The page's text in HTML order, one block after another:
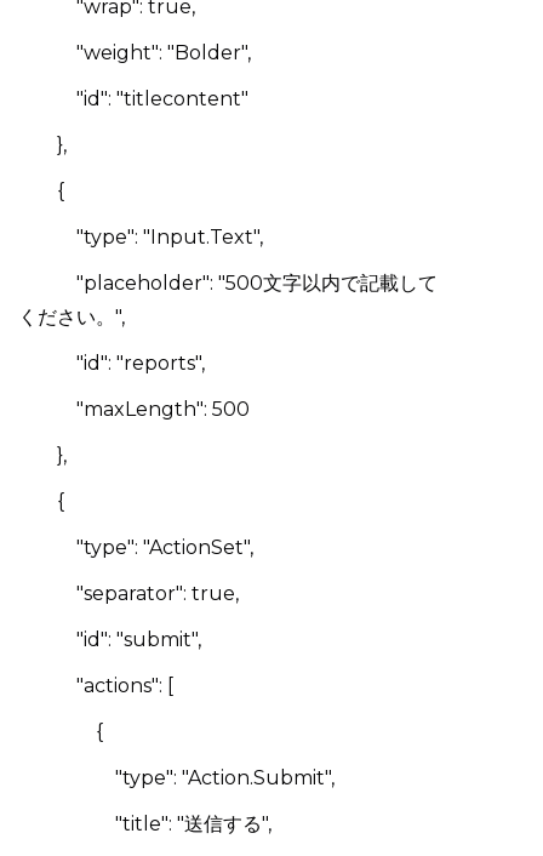
"wrap": true,
"weight": "Bolder",
"id": "titlecontent"
},
{
"type": "Input.Text",
"placeholder": "500文字以内で記載して
ください。",
"id": "reports",
"maxLength": 500
},
{
"type": "ActionSet",
"separator": true,
"id": "submit",
"actions": [
{
"type": "Action.Submit",
"title": "送信する",